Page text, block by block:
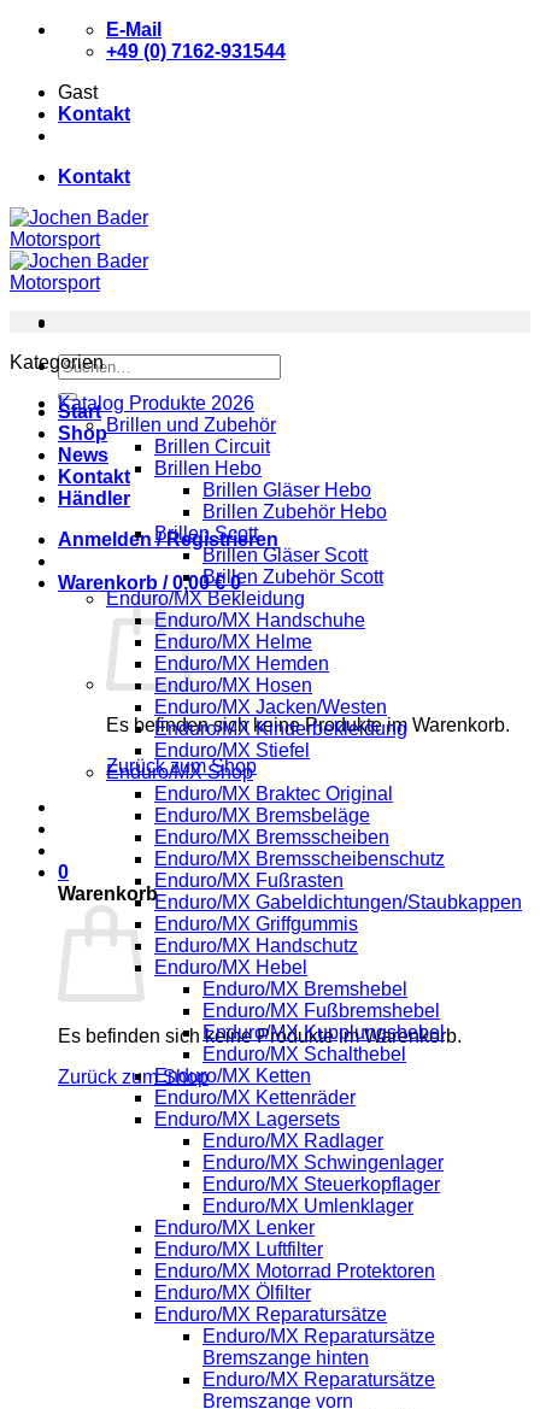
Zum
E-Mail
+49 (0) 7162-931544
Gast
Kontakt
Kontakt
Suchen
nach:
Start
Shop
News
Kontakt
Händler
Anmelden / Registrieren
Warenkorb /0,00€ 0
Es befinden sich keine Produkte im Warenkorb.
Zurück zum Shop
0
Warenkorb
Es befinden sich keine Produkte im Warenkorb.
Zurück zum Shop
Kategorien
Katalog Produkte 2026
Brillen und Zubehör
Brillen Circuit
Brillen Hebo
Brillen Gläser Hebo
Brillen Zubehör Hebo
Brillen Scott
Brillen Gläser Scott
Brillen Zubehör Scott
Enduro/MX Bekleidung
Enduro/MX Handschuhe
Enduro/MX Helme
Enduro/MX Hemden
Enduro/MX Hosen
Enduro/MX Jacken/Westen
Enduro/MX Kinderbekleidung
Enduro/MX Stiefel
Enduro/MX Shop
Enduro/MX Braktec Original
Enduro/MX Bremsbeläge
Enduro/MX Bremsscheiben
Enduro/MX Bremsscheibenschutz
Enduro/MX Fußrasten
Enduro/MX Gabeldichtungen/Staubkappen
Enduro/MX Griffgummis
Enduro/MX Handschutz
Enduro/MX Hebel
Enduro/MX Bremshebel
Enduro/MX Fußbremshebel
Enduro/MX Kupplungshebel
Enduro/MX Schalthebel
Enduro/MX Ketten
Enduro/MX Kettenräder
Enduro/MX Lagersets
Enduro/MX Radlager
Enduro/MX Schwingenlager
Enduro/MX Steuerkopflager
Enduro/MX Umlenklager
Enduro/MX Lenker
Enduro/MX Luftfilter
Enduro/MX Motorrad Protektoren
Enduro/MX Ölfilter
Enduro/MX Reparatursätze
Enduro/MX Reparatursätze
Bremszange hinten
Enduro/MX Reparatursätze
Bremszange vorn